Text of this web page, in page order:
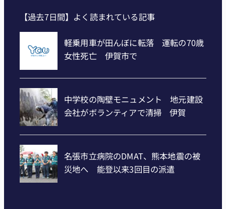
【過去7日間】よく読まれている記事